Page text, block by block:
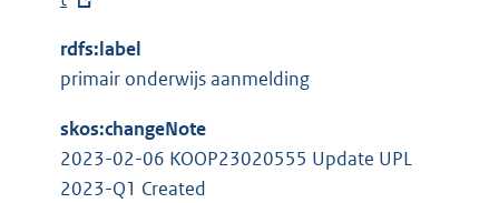
k
:
n
n
k
:
e
r
n
e
l
rdfs:label
primair onderwijs aanmelding
skos:changeNote
2023-02-06 KOOP23020555 Update UPL
2023-Q1 Created